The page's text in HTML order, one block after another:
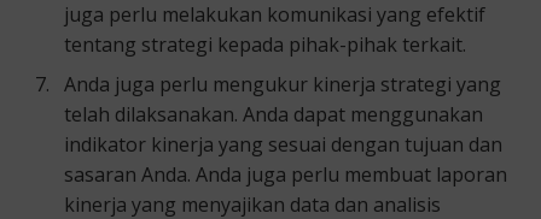
juga perlu melakukan komunikasi yang efektif
tentang strategi kepada pihak-pihak terkait.
Anda juga perlu mengukur kinerja strategi yang
telah dilaksanakan. Anda dapat menggunakan
indikator kinerja yang sesuai dengan tujuan dan
sasaran Anda. Anda juga perlu membuat laporan
kinerja yang menyajikan data dan analisis